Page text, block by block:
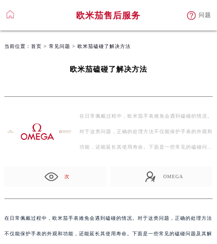
欧米茄售后服务 问题
当前位置： 首页 > 常见问题 > 欧米茄磕碰了解决方法
欧米茄磕碰了解决方法
在日常佩戴过程中，欧米茄手表难免会遇到磕碰的情况。
对于这类问题，正确的处理方法不仅能保护手表的外观和
功能，还能延长其使用寿命。下面是一些常见的磕碰问…
次 OMEGA
在日常佩戴过程中，欧米茄手表难免会遇到磕碰的情况。对于这类问题，正确的处理方法
不仅能保护手表的外观和功能，还能延长其使用寿命。下面是一些常见的磕碰问题及其解